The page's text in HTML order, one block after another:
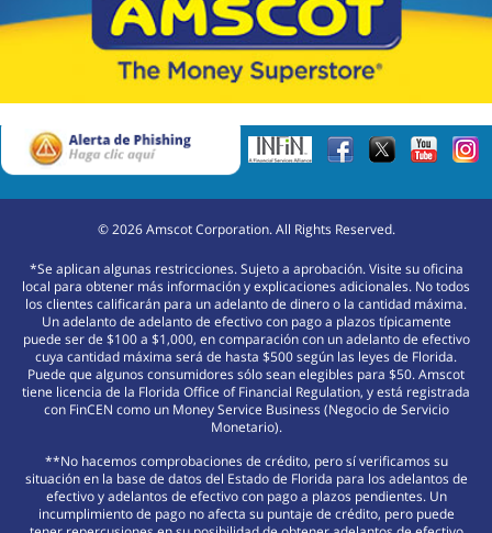
©2026Amscot Corporation. All Rights Reserved.
*Se aplican algunas restricciones. Sujeto a aprobación. Visite su oficina
local para obtener más información y explicaciones adicionales. No todos
los clientes calificarán para un adelanto de dinero o la cantidad máxima.
Un adelanto de adelanto de efectivo con pago a plazos típicamente
puede ser de $100 a $1,000, en comparación con un adelanto de efectivo
cuya cantidad máxima será de hasta $500 según las leyes de Florida.
Puede que algunos consumidores sólo sean elegibles para $50. Amscot
tiene licencia de la Florida Office of Financial Regulation, y está registrada
con FinCEN como un Money Service Business (Negocio de Servicio
Monetario).
**No hacemos comprobaciones de crédito, pero sí verificamos su
situación en la base de datos del Estado de Florida para los adelantos de
efectivo y adelantos de efectivo con pago a plazos pendientes. Un
incumplimiento de pago no afecta su puntaje de crédito, pero puede